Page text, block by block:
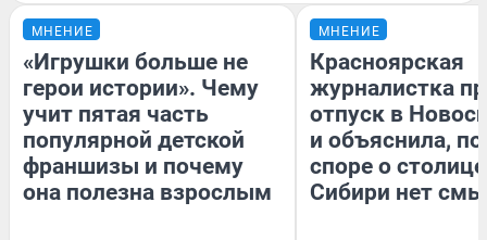
МНЕНИЕ
«Игрушки больше не
герои истории». Чему
учит пятая часть
популярной детской
франшизы и почему
она полезна взрослым
МНЕНИЕ
Красноярская
журналистка
отпуск в
и объяснила,
споре о столице
Сибири нет